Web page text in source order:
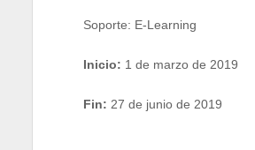
Soporte: E-Learning
Inicio: 1 de marzo de 2019
Fin: 27 de junio de 2019